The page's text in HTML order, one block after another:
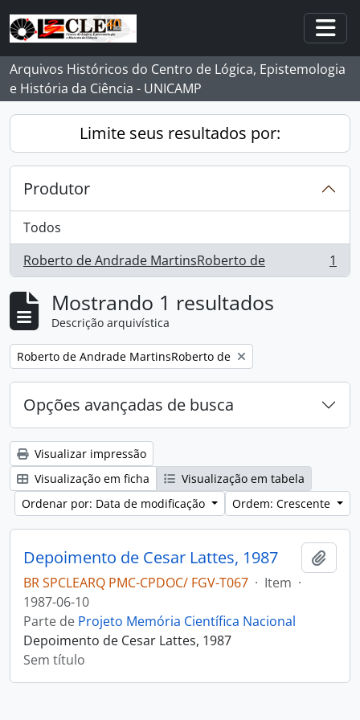
Skip to main content
Arquivos Históricos do Centro de Lógica, Epistemologia
e História da Ciência - UNICAMP
Limite seus resultados por:
Produtor
Todos
Roberto de Andrade MartinsRoberto de
, 1 resultados 1
Mostrando 1 resultados
Descrição arquivística
Remover filtro:
Roberto de Andrade MartinsRoberto de
Opções avançadas de busca
Visualizar impressão
Visualização em ficha
Visualização em tabela
Ordenar por: Data de modificação
Ordem: Crescente
Depoimento de Cesar Lattes, 1987
BR SPCLEARQ PMC-CPDOC/ FGV-T067 · Item ·
1987-06-10
Parte de Projeto Memória Científica Nacional
Depoimento de Cesar Lattes, 1987
Sem título